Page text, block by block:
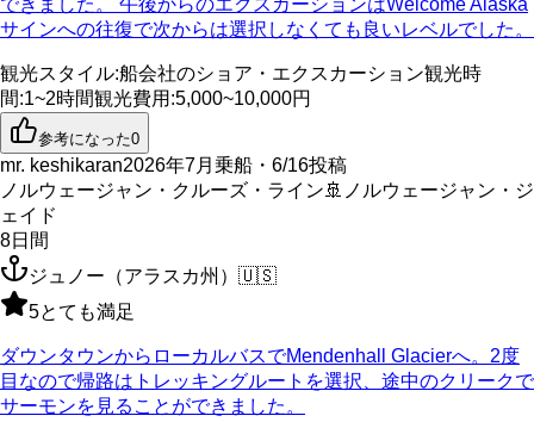
サインへの往復で次からは選択しなくても良いレベルでした。
観光スタイル:船会社のショア・エクスカーション観光時
間:1~2時間観光費用 :5,000~10,000円
参考になった0
mr. keshikaran2026年7月乗船・6/16投稿
ノルウェージャン・クルーズ・ライン 🚢 ノルウェージャン・ジ
ェイド
8日間
ジュノー（アラスカ州） 🇺🇸
5とても満足
ダウンタウンからローカルバスでMendenhall Glacierへ。2度
目なので帰路はトレッキングルートを選択、途中のクリークで
サーモンを見ることができました。